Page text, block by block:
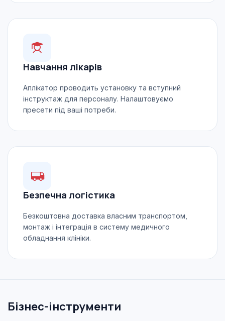
Навчання лікарів
Аплікатор проводить установку та вступний
інструктаж для персоналу. Налаштовуємо
пресети під ваші потреби.
Безпечна логістика
Безкоштовна доставка власним транспортом,
монтаж і інтеграція в систему медичного
обладнання клініки.
Бізнес-інструменти